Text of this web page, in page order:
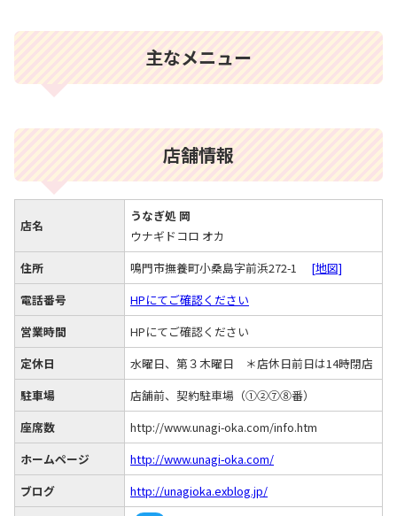
主なメニュー
店舗情報
店名
うなぎ処 岡
ウナギドコロ オカ
住所
鳴門市撫養町小桑島字前浜272-1 [地図]
電話番号
HPにてご確認ください
営業時間
HPにてご確認ください
定休日
水曜日、第３木曜日 ＊店休日前日は14時閉店
駐車場
店舗前、契約駐車場（①②⑦⑧番）
座席数
http://www.unagi-oka.com/info.htm
ホームページ
http://www.unagi-oka.com/
ブログ
http://unagioka.exblog.jp/